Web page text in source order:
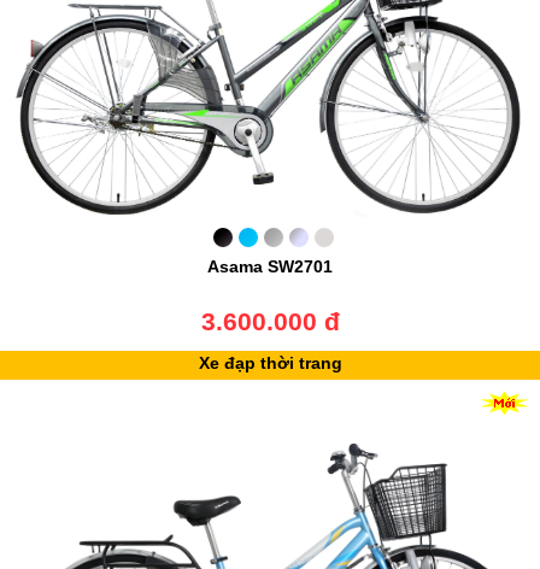
Asama SW2701
3.600.000 đ
Xe đạp thời trang